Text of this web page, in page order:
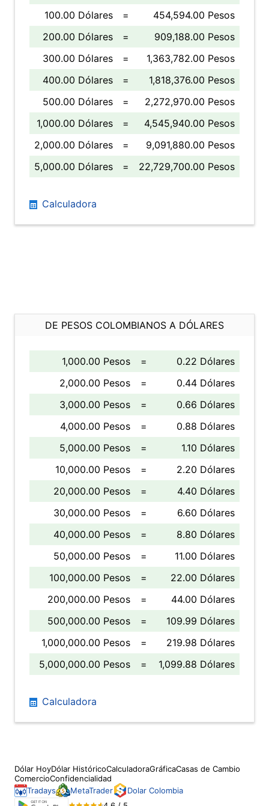
100.00 Dólares
=
454,594.00 Pesos
200.00 Dólares
=
909,188.00 Pesos
300.00 Dólares
=
1,363,782.00 Pesos
400.00 Dólares
=
1,818,376.00 Pesos
500.00 Dólares
=
2,272,970.00 Pesos
1,000.00 Dólares
=
4,545,940.00 Pesos
2,000.00 Dólares
=
9,091,880.00 Pesos
5,000.00 Dólares
= 22,729,700.00 Pesos
Calculadora
DE PESOS COLOMBIANOS A DÓLARES
1,000.00 Pesos =
0.22 Dólares
2,000.00 Pesos
=
0.44 Dólares
3,000.00 Pesos
=
0.66 Dólares
4,000.00 Pesos
=
0.88 Dólares
5,000.00 Pesos
=
1.10 Dólares
10,000.00 Pesos
=
2.20 Dólares
20,000.00 Pesos
=
4.40 Dólares
30,000.00 Pesos
=
6.60 Dólares
40,000.00 Pesos
=
8.80 Dólares
50,000.00 Pesos
=
11.00 Dólares
100,000.00 Pesos
=
22.00 Dólares
200,000.00 Pesos
=
44.00 Dólares
500,000.00 Pesos
=
109.99 Dólares
1,000,000.00 Pesos
=
219.98 Dólares
5,000,000.00 Pesos
= 1,099.88 Dólares
Calculadora
Dólar HoyDólar HistóricoCalculadoraGráficaCasas de Cambio
ComercioConfidencialidad
Tradays
MetaTrader
Dolar Colombia